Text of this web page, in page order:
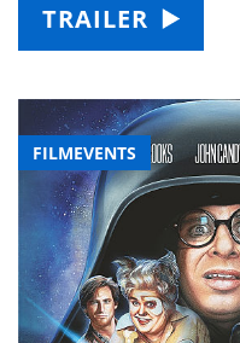
FILMEVENTS
TRAILER